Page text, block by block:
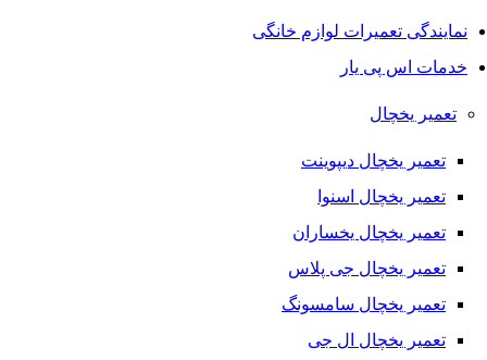
نمایندگی تعمیرات لوازم خانگی
خدمات اس پی یار
تعمیر یخچال
تعمیر یخچال دیپوینت
تعمیر یخچال اسنوا
تعمیر یخچال یخساران
تعمیر یخچال جی پلاس
تعمیر یخچال سامسونگ
تعمیر یخچال ال جی